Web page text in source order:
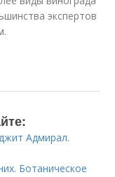
экспертов
Адмирал.
Ботаническое